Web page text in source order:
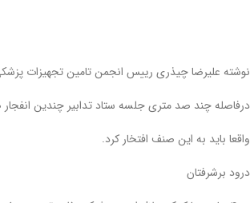
نوشته علیرضا چیذری رییس انجمن تامین تجهیزات
درفاصله چند صد متری جلسه ستاد تدابیر چندین
واقعا باید به این صنف افتخار کرد.
درود برشرفتان